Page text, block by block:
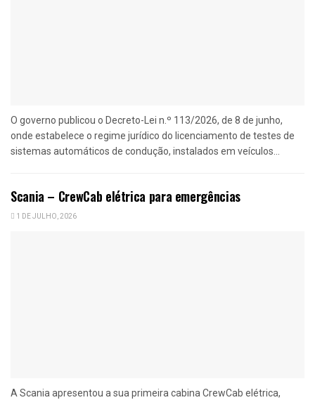
O governo publicou o Decreto-Lei n.º 113/2026, de 8 de junho,
onde estabelece o regime jurídico do licenciamento de testes de
sistemas automáticos de condução, instalados em veículos...
Scania – CrewCab elétrica para emergências
1 DE JULHO, 2026
A Scania apresentou a sua primeira cabina CrewCab elétrica,